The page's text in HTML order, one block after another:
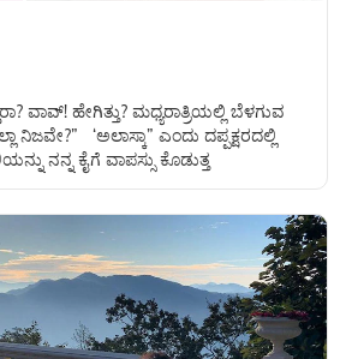
ವಾವ್! ಹೇಗಿತ್ತು? ಮಧ್ಯರಾತ್ರಿಯಲ್ಲಿ ಬೆಳಗುವ
‘ಅಲಾಸ್ಕಾ” ಎಂದು ದಪ್ಪಕ್ಷರದಲ್ಲಿ
ನನ್ನ ಕೈಗೆ ವಾಪಸ್ಸು ಕೊಡುತ್ತ